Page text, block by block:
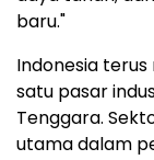
baru."
Indonesia
satu pasar
Tenggara.
utama dalam